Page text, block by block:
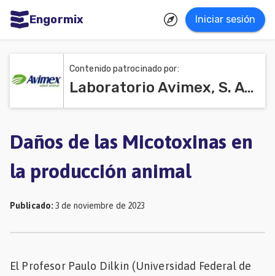
Engormix Iniciar sesión
Avicultura
Ganadería
Porcicultura
Contenido patrocinado por:
Laboratorio Avimex, S. A de C. V.
Daños de las Micotoxinas en
la producción animal
Publicado: 3 de noviembre de 2023
El Profesor Paulo Dilkin (Universidad Federal de